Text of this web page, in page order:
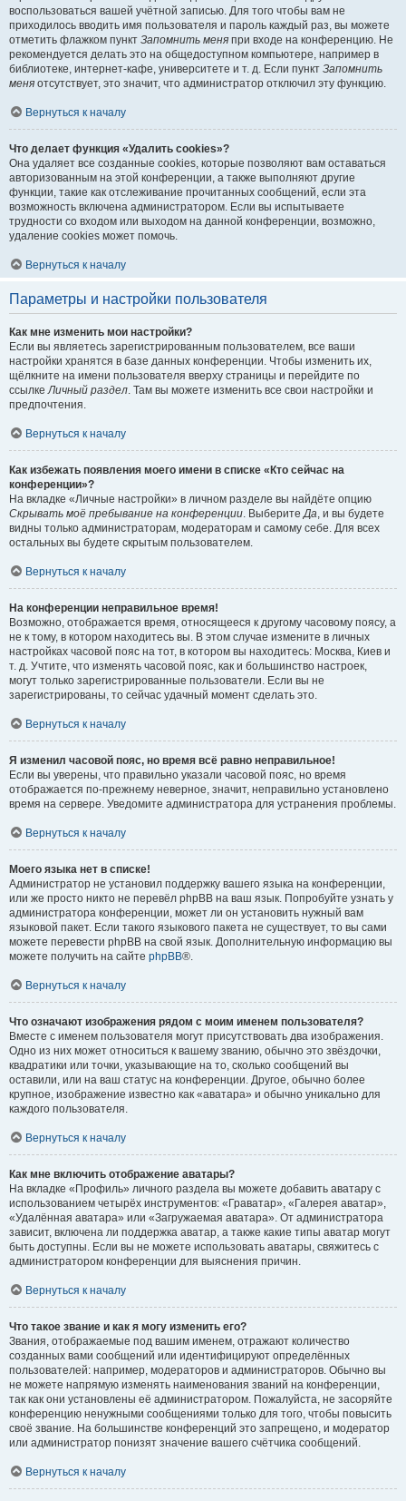
воспользоваться вашей учётной записью. Для того чтобы вам не
приходилось вводить имя пользователя и пароль каждый раз, вы можете
отметить флажком пункт Запомнить меня при входе на конференцию. Не
рекомендуется делать это на общедоступном компьютере, например в
библиотеке, интернет-кафе, университете и т. д. Если пункт Запомнить
меня отсутствует, это значит, что администратор отключил эту функцию.
Вернуться к началу
Что делает функция «Удалить cookies»?
Она удаляет все созданные cookies, которые позволяют вам оставаться
авторизованным на этой конференции, а также выполняют другие
функции, такие как отслеживание прочитанных сообщений, если эта
возможность включена администратором. Если вы испытываете
трудности со входом или выходом на данной конференции, возможно,
удаление cookies может помочь.
Вернуться к началу
Параметры и настройки пользователя
Как мне изменить мои настройки?
Если вы являетесь зарегистрированным пользователем, все ваши
настройки хранятся в базе данных конференции. Чтобы изменить их,
щёлкните на имени пользователя вверху страницы и перейдите по
ссылкеЛичный раздел. Там вы можете изменить все свои настройки и
предпочтения.
Вернуться к началу
Как избежать появления моего имени в списке «Кто сейчас на
конференции»?
На вкладке «Личные настройки» в личном разделе вы найдёте опцию
Скрывать моё пребывание на конференции. ВыберитеДа, и вы будете
видны только администраторам, модераторам и самому себе. Для всех
остальных вы будете скрытым пользователем.
Вернуться к началу
На конференции неправильное время!
Возможно, отображается время, относящееся к другому часовому поясу, а
не к тому, в котором находитесь вы. В этом случае измените в личных
настройках часовой пояс на тот, в котором вы находитесь: Москва, Киев и
т. д. Учтите, что изменять часовой пояс, как и большинство настроек,
могут только зарегистрированные пользователи. Если вы не
зарегистрированы, то сейчас удачный момент сделать это.
Вернуться к началу
Я изменил часовой пояс, но время всё равно неправильное!
Если вы уверены, что правильно указали часовой пояс, но время
отображается по-прежнему неверное, значит, неправильно установлено
время на сервере. Уведомите администратора для устранения проблемы.
Вернуться к началу
Моего языка нет в списке!
Администратор не установил поддержку вашего языка на конференции,
или же просто никто не перевёл phpBB на ваш язык. Попробуйте узнать у
администратора конференции, может ли он установить нужный вам
языковой пакет. Если такого языкового пакета не существует, то вы сами
можете перевести phpBB на свой язык. Дополнительную информацию вы
можете получить на сайте phpBB®.
Вернуться к началу
Что означают изображения рядом с моим именем пользователя?
Вместе с именем пользователя могут присутствовать два изображения.
Одно из них может относиться к вашему званию, обычно это звёздочки,
квадратики или точки, указывающие на то, сколько сообщений вы
оставили, или на ваш статус на конференции. Другое, обычно более
крупное, изображение известно как «аватара» и обычно уникально для
каждого пользователя.
Вернуться к началу
Как мне включить отображение аватары?
На вкладке «Профиль» личного раздела вы можете добавить аватару с
использованием четырёх инструментов: «Граватар», «Галерея аватар»,
«Удалённая аватара» или «Загружаемая аватара». От администратора
зависит, включена ли поддержка аватар, а также какие типы аватар могут
быть доступны. Если вы не можете использовать аватары, свяжитесь с
администратором конференции для выяснения причин.
Вернуться к началу
Что такое звание и как я могу изменить его?
Звания, отображаемые под вашим именем, отражают количество
созданных вами сообщений или идентифицируют определённых
пользователей: например, модераторов и администраторов. Обычно вы
не можете напрямую изменять наименования званий на конференции,
так как они установлены её администратором. Пожалуйста, не засоряйте
конференцию ненужными сообщениями только для того, чтобы повысить
своё звание. На большинстве конференций это запрещено, и модератор
или администратор понизят значение вашего счётчика сообщений.
Вернуться к началу